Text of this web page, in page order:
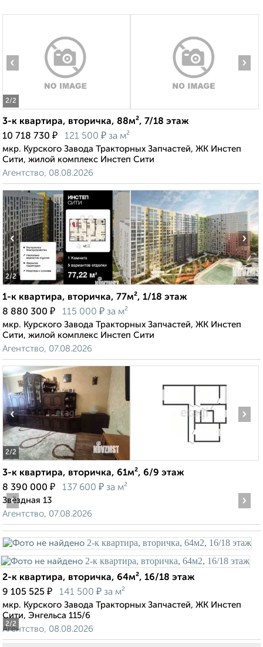
2/2
‹ ›
3-к квартира, вторичка, 88м², 7/18 этаж
10 718 730 ₽ 121 500 ₽ за м²
мкр. Курского Завода Тракторных Запчастей, ЖК Инстеп
Сити, жилой комплекс Инстеп Сити
Агентство, 08.08.2026
2/2
‹ ›
1-к квартира, вторичка, 77м², 1/18 этаж
8 880 300 ₽ 115 000 ₽ за м²
мкр. Курского Завода Тракторных Запчастей, ЖК Инстеп
Сити, жилой комплекс Инстеп Сити
Агентство, 07.08.2026
2/2
‹ ›
3-к квартира, вторичка, 61м², 6/9 этаж
8 390 000 ₽ 137 600 ₽ за м²
Звёздная 13
Агентство, 07.08.2026
2/2
‹ ›
2-к квартира, вторичка, 64м², 16/18 этаж
9 105 525 ₽ 141 500 ₽ за м²
мкр. Курского Завода Тракторных Запчастей, ЖК Инстеп
Сити, Энгельса 115/6
Агентство, 08.08.2026